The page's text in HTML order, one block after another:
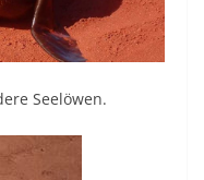
Seelöwen.